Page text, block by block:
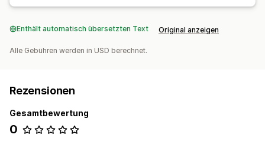
Enthält automatisch übersetzten Text Original anzeigen
Alle Gebühren werden in USD berechnet.
Rezensionen
Gesamtbewertung
0